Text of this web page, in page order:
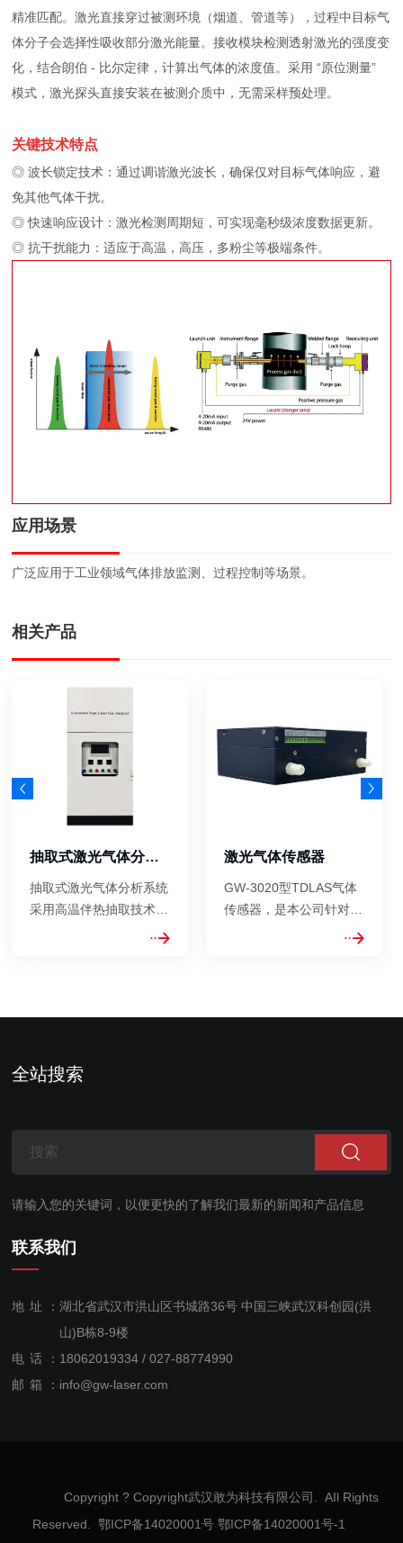
精准匹配。激光直接穿过被测环境（烟道、管道等），过程中目标气
体分子会选择性吸收部分激光能量。接收模块检测透射激光的强度变
化，结合朗伯 - 比尔定律，计算出气体的浓度值。采用 “原位测量”
模式，激光探头直接安装在被测介质中，无需采样预处理。
关键技术特点
◎ 波长锁定技术：通过调谐激光波长，确保仅对目标气体响应，避
免其他气体干扰。
◎ 快速响应设计：激光检测周期短，可实现毫秒级浓度数据更新。
◎ 抗干扰能力：适应于高温，高压，多粉尘等极端条件。
应用场景
广泛应用于工业领域气体排放监测、过程控制等场景。
相关产品
激光气体传感器
GW-3020型TDLAS气体
传感器，是本公司针对石
油天然气开采、工业过程
术，完全自主知识产权的
抽取式激光气体分析系统
抽取式激光气体分析系统
采用高温伴热抽取技术，
对烟气中的NH3、HCL、
及控制单元、分析单元三
现了高精度的气体...
全站搜索
请输入您的关键词，以便更快的了解我们最新的新闻和产品信息
联系我们
地址： 湖北省武汉市洪山区书城路36号 中国三峡武汉科创园(洪
山)B栋8-9楼
电话： 18062019334 / 027-88774990
售后服
邮箱： info@gw-laser.com
Copyright ? Copyright武汉敢为科技有限公司. AIl Rights
Reserved. 鄂ICP备14020001号 鄂ICP备14020001号-1